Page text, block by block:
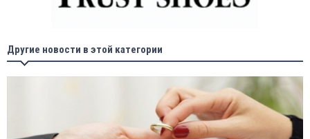
Другие новости в этой категории